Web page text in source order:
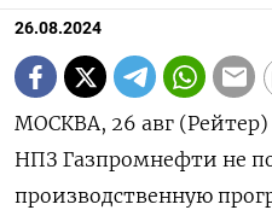
26.08.2024
МОСКВА, 26 авг
НПЗ Газпромнефти не
производственную